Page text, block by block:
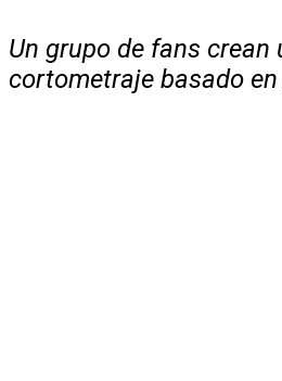
Un grupo de fans crean
cortometraje basado